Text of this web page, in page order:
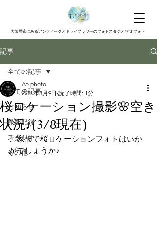
大阪堺市にあるアンティークとドライフラワーのフォトスタジオ/アオフォト
記事
全ての記事
お知らせ
撮影記録
スタジオ
その他
全ての記事
桜ロケーション撮影🌸空き
状況♪(3/8現在)
Ao photo
2021年3月9日 読了時間: 1分
ご家族で桜ロケーションフォトはいか
がでしょうか♪